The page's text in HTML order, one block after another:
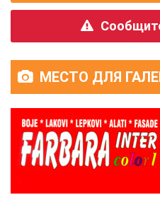
МЕСТО ДЛЯ